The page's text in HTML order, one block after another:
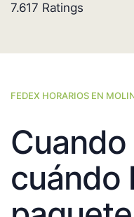
7.617 Ratings
FEDEX HORARIOS EN
cuándo